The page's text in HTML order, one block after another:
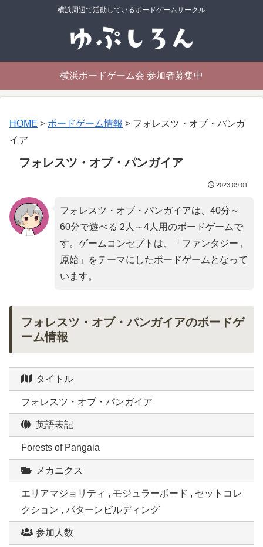
横浜周辺で活動しているボードゲームサークル
横浜ボードゲーム会 参加者募集中
HOME > ボードゲーム情報 > フォレスツ・オブ・パンガ
イア
フォレスツ・オブ・パンガイア
2023.09.01
フォレスツ・オブ・パンガイアは、40分～
60分で遊べる 2人～4人用のボードゲームで
す。ゲームコンセプトは、「 ファンタジー ,
原始」をテーマにしたボードゲームとなって
います。
フォレスツ・オブ・パンガイアのボードゲ
ーム情報
タイトル
フォレスツ・オブ・パンガイア
英語表記
Forests of Pangaia
メカニクス
エリアマジョリティ , モジュラーボード , セットコレ
クション , パターンビルディング
参加人数